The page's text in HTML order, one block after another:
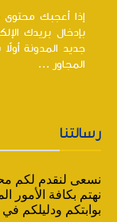
إذا أعجبك محتوى
بإدخال بريدك
جديد المدونة
المجاور ...
رسالتنا
نسعى لنقدم لكم
نهتم بكافة الأمور
بوابتكم ودليلكم